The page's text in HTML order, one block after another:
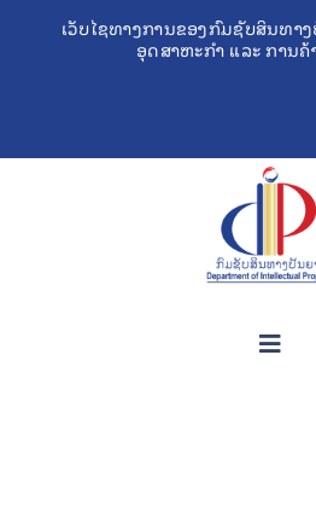
ເວັບໄຊທາງການຂອງກົມຊັບສິນທາ
ອຸດສາຫະກຳ ແລະ ການຄ້